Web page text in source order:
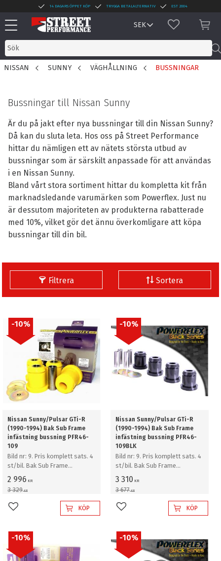
Meny
14 DAGARS ÖPPET KÖP TRYGGA BETALALTERNATIV EST 2004
FAVORITER
NISSAN SUNNY VÄGHÅLLNING BUSSNINGAR
Bussningar till Nissan Sunny
Är du på jakt efter nya bussningar till din Nissan Sunny?
Då kan du sluta leta. Hos oss på Street Performance
hittar du nämligen ett av nätets största utbud av
bussningar som är särskilt anpassade för att användas
i en Nissan Sunny.
Bland vårt stora sortiment hittar du kompletta kit från
marknadsledande varumärken som Powerflex. Just nu
är dessutom majoriteten av produkterna rabatterade
med 10%, vilket gör det ännu överkomligare att köpa
bussningar till din bil.
Filtrera Sortera
Nissan Sunny/Pulsar GTi-R
(1990-1994) Bak Sub Frame
infästning bussning PFR46-
109
Bild nr: 9. Pris komplett sats. 4
st/bil. Bak Sub Frame
infästning bussning
2 996 KR
3 329KR
10%
Lägg till i favoriterKÖP
Nissan Sunny/Pulsar GTi-R
(1990-1994) Bak Sub Frame
infästning bussning PFR46-
109BLK
Bild nr: 9. Pris komplett sats. 4
st/bil. Bak Sub Frame
infästning bussning
3 310 KR
3 677KR
10%
Lägg till i favoriterKÖP
10% 10%